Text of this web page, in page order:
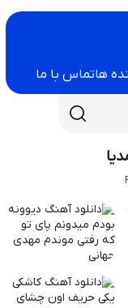
هاتماس با ما